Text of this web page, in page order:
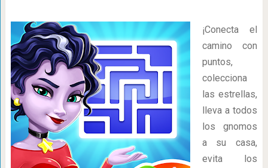
¡Conecta el
camino con
puntos,
colecciona
las estrellas,
lleva a todos
los gnomos
a su casa,
evita los